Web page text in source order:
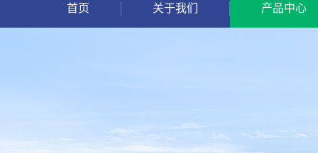
首页 关于我们 产品中心